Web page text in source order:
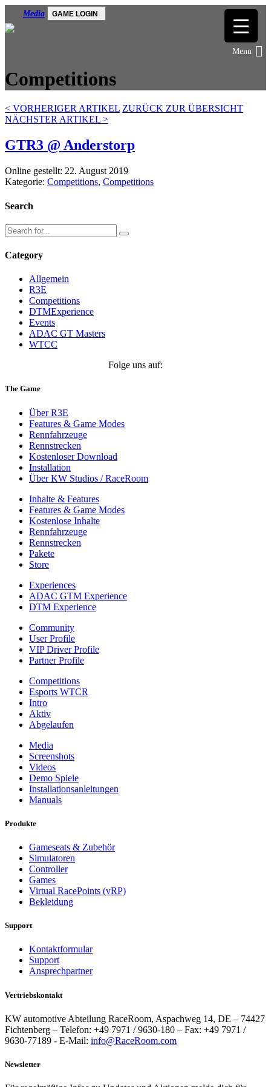
Media GAME LOGIN
Competitions
< VORHERIGER ARTIKEL ZURÜCK ZUR ÜBERSICHT
NÄCHSTER ARTIKEL >
GTR3 @ Anderstorp
Online gestellt: 22. August 2019
Kategorie: Competitions, Competitions
Search
Category
Allgemein
R3E
Competitions
DTMExperience
Events
ADAC GT Masters
WTCC
Folge uns auf:
The Game
Über R3E
Features & Game Modes
Rennfahrzeuge
Rennstrecken
Kostenloser Download
Installation
Über KW Studios / RaceRoom
Inhalte & Features
Features & Game Modes
Kostenlose Inhalte
Rennfahrzeuge
Rennstrecken
Pakete
Store
Experiences
ADAC GTM Experience
DTM Experience
Community
User Profile
VIP Driver Profile
Partner Profile
Competitions
Esports WTCR
Intro
Aktiv
Abgelaufen
Media
Screenshots
Videos
Demo Spiele
Installationsanleitungen
Manuals
Produkte
Gameseats & Zubehör
Simulatoren
Controller
Games
Virtual RacePoints (vRP)
Bekleidung
Support
Kontaktformular
Support
Ansprechpartner
Vertriebskontakt
KW automotive Abteilung RaceRoom, Aspachweg 14, DE – 74427
Fichtenberg – Telefon: +49 7971 / 9630-180 – Fax: +49 7971 /
9630-77189 - E-Mail: info@RaceRoom.com
Newsletter